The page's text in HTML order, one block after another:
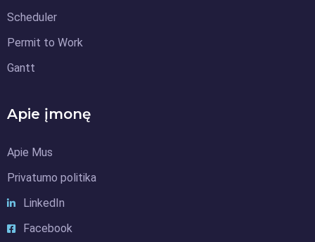
Scheduler
Permit to Work
Gantt
Apie įmonę
Apie Mus
Privatumo politika
LinkedIn
Facebook